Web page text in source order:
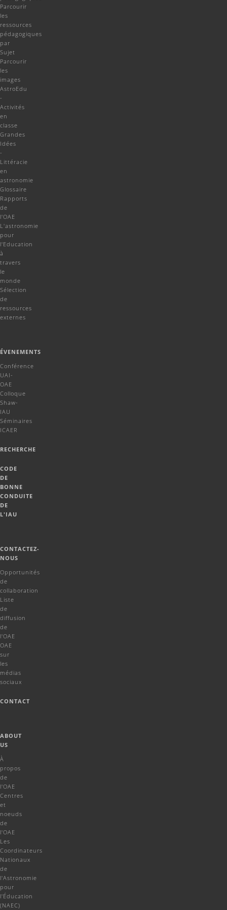
Parcourir
les
ressources
pédagogiques
par
Sujet
Parcourir
les
images
AstroEdu
-
Activités
en
classe
Grandes
Idées
-
Littéracie
en
astronomie
Glossaire
Rapports
de
l'OAE
L'astronomie
pour
l'Education
à
travers
le
monde
Sélection
de
ressources
externes
ÉVENEMENTS
Conférence
UAI-
OAE
Colloque
Shaw-
IAU
Séminaires
ICAER
RECHERCHE
CODE
DE
BONNE
CONDUITE
DE
L'IAU
CONTACTEZ-
NOUS
Opportunités
de
collaboration
Liste
de
diffusion
de
l'OAE
OAE
sur
les
médias
sociaux
CONTACT
ABOUT
US
À
propos
de
l'OAE
Centres
et
noeuds
de
l'OAE
Les
Coordinateurs
Nationaux
de
l'Astronomie
pour
l'Éducation
(NAEC)